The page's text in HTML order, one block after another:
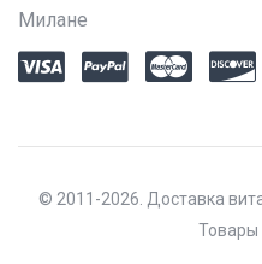
Милане
© 2011-2026. Доставка
Товары